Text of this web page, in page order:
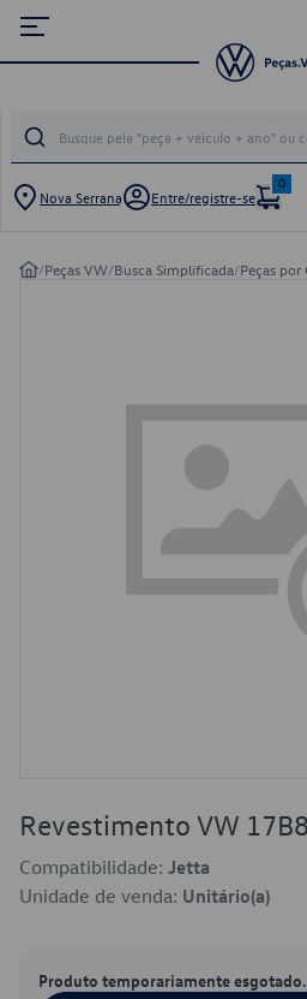
Nova Serrana Entre/registre-se
0
/Peças VW/Busca Simplificada/Peças
Revestimento VW
Compatibilidade: Jetta
Unidade de venda: Unitário(a)
Produto temporariamente esgotado.